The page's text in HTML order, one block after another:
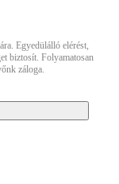
Egyedülálló elérést,
biztosít. Folyamatosan
záloga.